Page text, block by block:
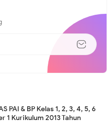
PAI & BP Kelas 1, 2, 3, 4, 5, 6
1 Kurikulum 2013 Tahun